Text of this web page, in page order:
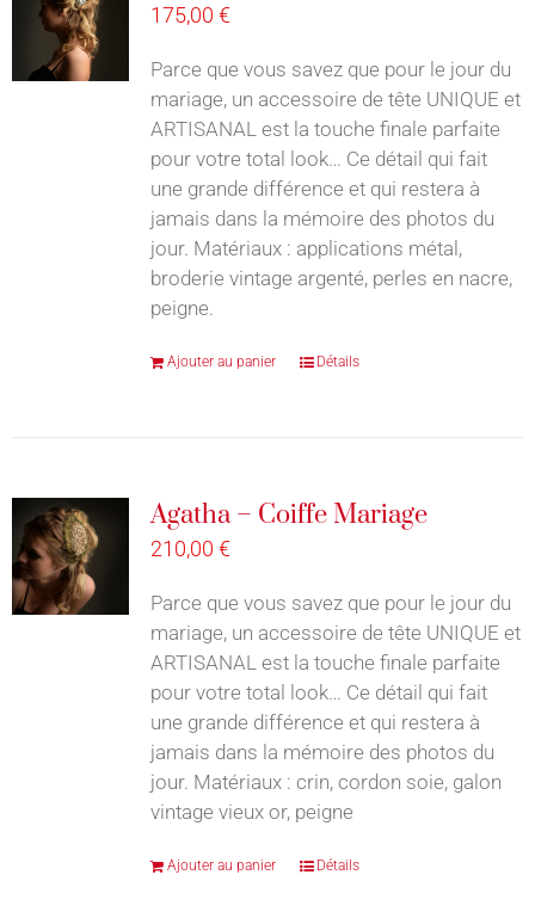
175,00 €
Parce que vous savez que pour le jour du
mariage, un accessoire de tête UNIQUE et
ARTISANAL est la touche finale parfaite
pour votre total look… Ce détail qui fait
une grande différence et qui restera à
jamais dans la mémoire des photos du
jour. Matériaux : applications métal,
broderie vintage argenté, perles en nacre,
peigne.
Ajouter au panier Détails
Agatha – Coiffe Mariage
210,00 €
Parce que vous savez que pour le jour du
mariage, un accessoire de tête UNIQUE et
ARTISANAL est la touche finale parfaite
pour votre total look… Ce détail qui fait
une grande différence et qui restera à
jamais dans la mémoire des photos du
jour. Matériaux : crin, cordon soie, galon
vintage vieux or, peigne
Ajouter au panier Détails